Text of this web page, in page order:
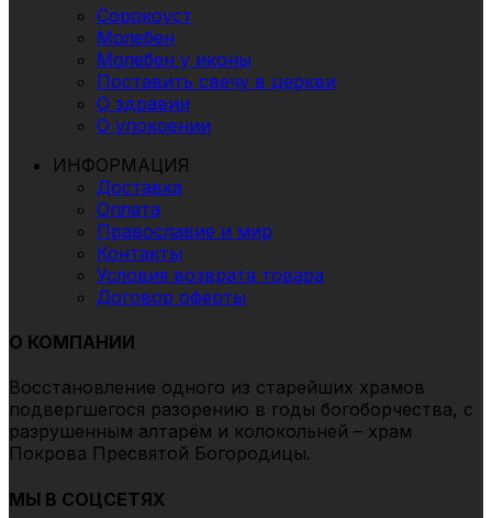
Сорокоуст
Молебен
Молебен у иконы
Поставить свечу в церкви
О здравии
О упокоении
ИНФОРМАЦИЯ
Доставка
Оплата
Православие и мир
Контакты
Условия возврата товара
Договор оферты
О КОМПАНИИ
Восстановление одного из старейших храмов
подвергшегоcя разорению в годы богоборчества, с
разрушенным алтарём и колокольней – храм
Покрова Пресвятой Богородицы.
МЫ В СОЦСЕТЯХ